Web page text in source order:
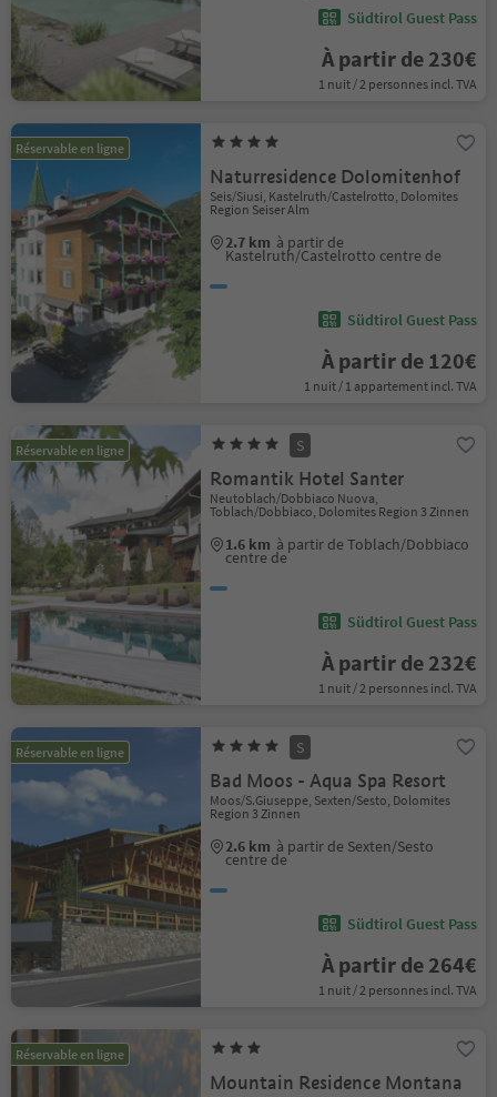
Südtirol Guest Pass
À partir de 230€
1 nuit / 2 personnes incl. TVA
Réservable en ligne
Naturresidence Dolomitenhof
Seis/Siusi, Kastelruth/Castelrotto, Dolomites
Region Seiser Alm
2.7 km à partir de
Kastelruth/Castelrotto centre de
Südtirol Guest Pass
À partir de 120€
1 nuit / 1 appartement incl. TVA
Réservable en ligne S
Romantik Hotel Santer
Neutoblach/Dobbiaco Nuova,
Toblach/Dobbiaco, Dolomites Region 3 Zinnen
1.6 km à partir de Toblach/Dobbiaco
centre de
Südtirol Guest Pass
À partir de 232€
1 nuit / 2 personnes incl. TVA
Réservable en ligne S
Bad Moos - Aqua Spa Resort
Moos/S.Giuseppe, Sexten/Sesto, Dolomites
Region 3 Zinnen
2.6 km à partir de Sexten/Sesto
centre de
Südtirol Guest Pass
À partir de 264€
1 nuit / 2 personnes incl. TVA
Réservable en ligne
Mountain Residence Montana